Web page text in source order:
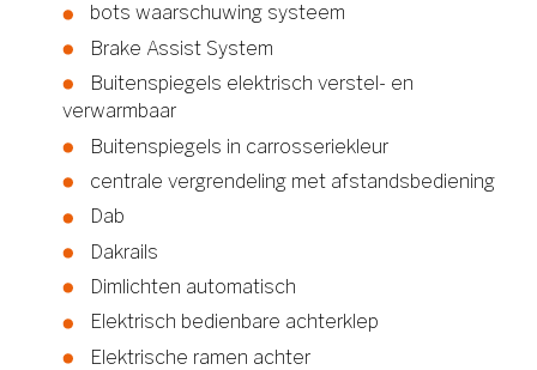
bots waarschuwing systeem
Brake Assist System
Buitenspiegels elektrisch verstel- en
verwarmbaar
Buitenspiegels in carrosseriekleur
centrale vergrendeling met afstandsbediening
Dab
Dakrails
Dimlichten automatisch
Elektrisch bedienbare achterklep
Elektrische ramen achter